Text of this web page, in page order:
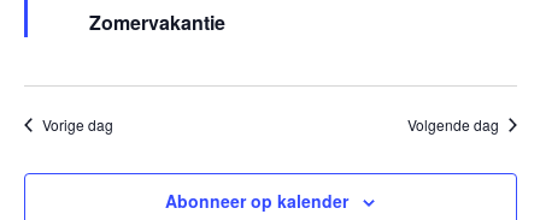
Zomervakantie
Vorige dag Volgende dag
Abonneer op kalender